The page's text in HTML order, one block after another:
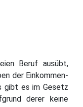
Beruf ausübt,
der Einkommen-
gibt es im Gesetz
derer keine